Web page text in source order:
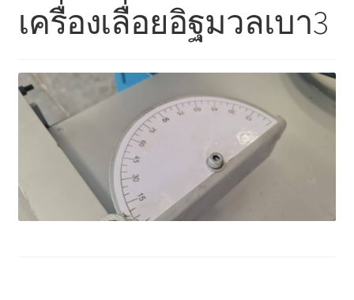
ชำระเงิน
ตะกร้าสินค้า
ติดต่อเรา
นโยบายการคืนเงิน
บทความ
เครื่องเลื่อยอิฐมวลเบา3